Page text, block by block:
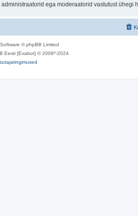
ega moderaatorid vastutust
© phpBB Limited
Eesti [Exabot] © 2008*-2024